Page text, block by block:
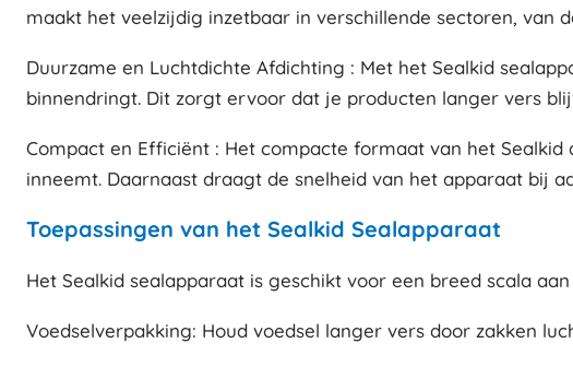
maakt het veelzijdig inzetbaar in verschillende sectoren, van
Duurzame en Luchtdichte Afdichting : Met het Sealkid
binnendringt. Dit zorgt ervoor dat je producten langer vers
Compact en Efficiënt : Het compacte formaat van het
inneemt. Daarnaast draagt de snelheid van het apparaat bij
Toepassingen van het Sealkid Sealapparaat
Het Sealkid sealapparaat is geschikt voor een breed scala
Voedselverpakking: Houd voedsel langer vers door zakken